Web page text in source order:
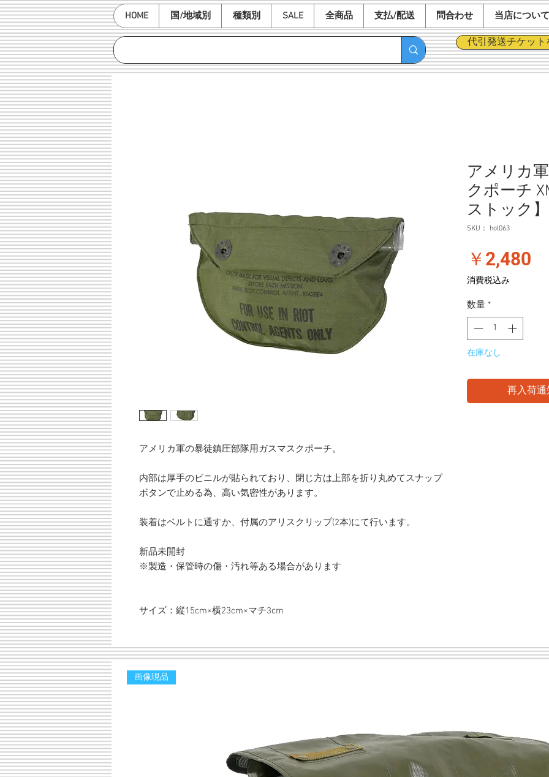
HOME 国/地域別 種類別 SALE 全商品 支払/配送 問合わせ 当店について
代引発送チケッ
アメリカ軍の暴徒鎮圧部隊用ガスマスクポーチ。
内部は厚手のビニルが貼られており、閉じ方は上部を折り丸めてスナップ
ボタンで止める為、高い気密性があります。
装着はベルトに通すか、付属のアリスクリップ(2本)にて行います。
新品未開封
※製造・保管時の傷・汚れ等ある場合があります
サイズ：縦15cm×横23cm×マチ3cm
アメリカ
クポーチ
ストック】
SKU： hol063
￥2,480
消費税込み
数量 *
在庫なし
再入荷
画像現品